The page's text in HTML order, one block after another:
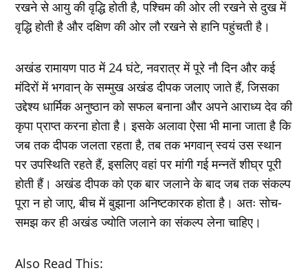
रखने से आयु की वृद्धि होती है, पश्चिम की ओर ली रखने से दुख में
वृद्धि होती है और दक्षिण की ओर लौ रखने से हानि पहुंचती है।
अखंड रामायण पाठ में 24 घंटे, नवरात्र में पूरे नौ दिन और कई
मंदिरों में भगवान् के सम्मुख अखंड दीपक जलाए जाते हैं, जिसका
उद्देश्य धार्मिक अनुष्ठान को सफल बनाना और अपने आराध्य देव की
कृपा प्राप्त करना होता है। इसके अलावा ऐसा भी माना जाता है कि
जब तक दीपक जलता रहता है, तब तक भगवान् स्वयं उस स्थान
पर उपस्थिति रहते हैं, इसलिए वहां पर मांगी गई मन्नतें शीघ्र पूरी
होती हैं। अखंड दीपक को एक बार जलाने के बाद जब तक संकल्प
पूरा न हो जाए, बीच में बुझाना अनिष्टकारक होता है। अतः सोच-
समझ कर ही अखंड ज्योति जलाने का संकल्प लेना चाहिए।
Also Read This: